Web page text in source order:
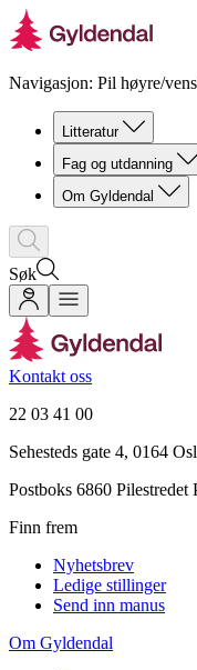
Navigasjon: Pil høyre/
Litteratur
Fag og utdanning
Om Gyldendal
Søk
Kontakt oss
22 03 41 00
Sehesteds gate 4, 0164
Postboks 6860 Pilestredet
Finn frem
Nyhetsbrev
Ledige stillinger
Send inn manus
Om Gyldendal